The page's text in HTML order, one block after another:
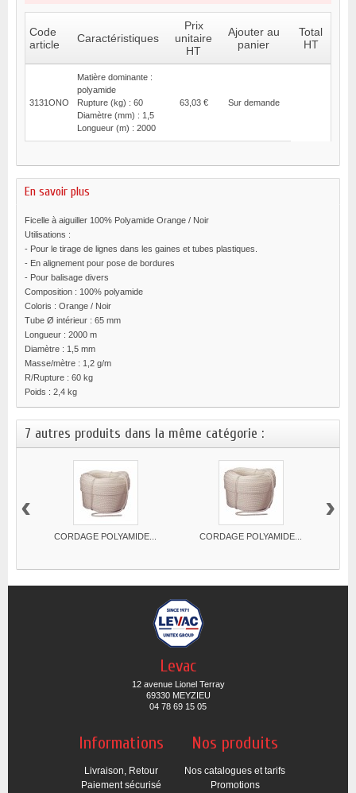
Code
article
Caractéristiques
Prix
unitaire
HT
Ajouter au
panier
Total
HT
3131ONO
Matière dominante :
polyamide
Rupture (kg) : 60
Diamètre (mm) : 1,5
Longueur (m) : 2000
63,03 € Sur demande
En savoir plus
Ficelle à aiguiller 100% Polyamide Orange / Noir
Utilisations :
- Pour le tirage de lignes dans les gaines et tubes plastiques.
- En alignement pour pose de bordures
- Pour balisage divers
Composition : 100% polyamide
Coloris : Orange / Noir
Tube Ø intérieur : 65 mm
Longueur : 2000 m
Diamètre : 1,5 mm
Masse/mètre : 1,2 g/m
R/Rupture : 60 kg
Poids : 2,4 kg
7 autres produits dans la même catégorie :
CORDAGE POLYAMIDE... CORDAGE POLYAMIDE...
‹ ›
Levac
12 avenue Lionel Terray
69330 MEYZIEU
04 78 69 15 05
Informations
Livraison, Retour
Paiement sécurisé
Nos produits
Nos catalogues et tarifs
Promotions